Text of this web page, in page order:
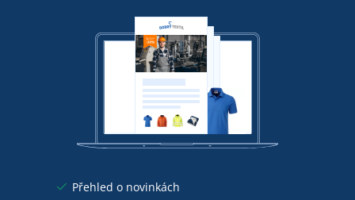
Přehled o novinkách